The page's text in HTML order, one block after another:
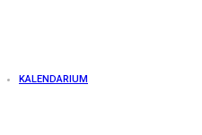
KALENDARIUM